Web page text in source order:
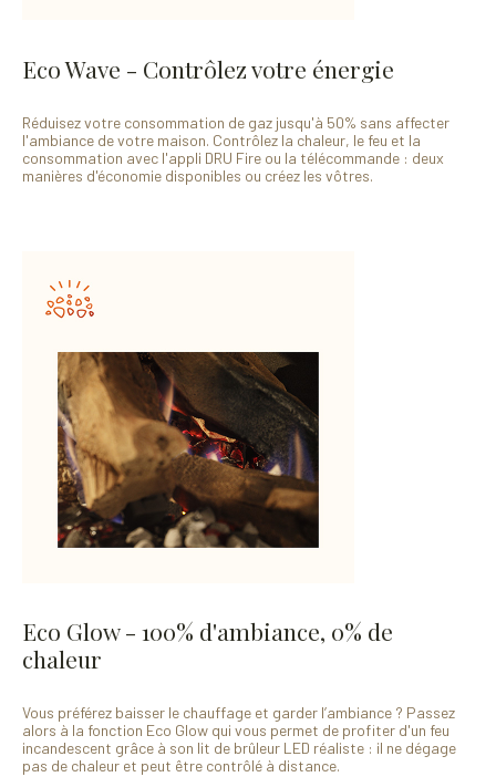
Eco Wave - Contrôlez votre énergie
Réduisez votre consommation de gaz jusqu'à 50% sans affecter
l'ambiance de votre maison. Contrôlez la chaleur, le feu et la
consommation avec l'appli DRU Fire ou la télécommande : deux
manières d'économie disponibles ou créez les vôtres.
Eco Glow - 100% d'ambiance, 0% de
chaleur
Vous préférez baisser le chauffage et garder l’ambiance ? Passez
alors à la fonction Eco Glow qui vous permet de profiter d'un feu
incandescent grâce à son lit de brûleur LED réaliste : il ne dégage
pas de chaleur et peut être contrôlé à distance.